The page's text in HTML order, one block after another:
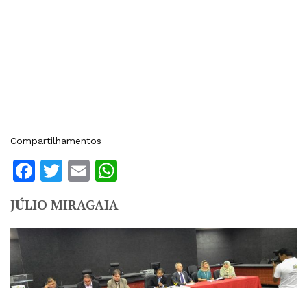
Compartilhamentos
Facebook
Twitter
Email
JÚLIO MIRAGAIA